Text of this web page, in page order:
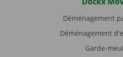
Déménagement
Déménagement
Garde-